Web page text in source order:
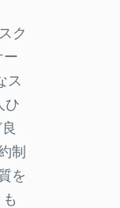
ク
ー
ス
ひ
制
を